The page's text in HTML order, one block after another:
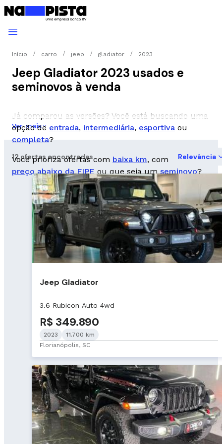
Início carro jeep gladiator 2023
Jeep Gladiator 2023 usados e
seminovos à venda
Já comparou as versões? Você está buscando uma
opção de entrada, intermediária, esportiva ou
completa?
Você prioriza ofertas com baixa km, com
preço abaixo da FIPEou que seja umseminovo?
Ver mais
12 ofertas encontradas Relevância
Jeep Gladiator
3.6 Rubicon Auto 4wd
R$ 349.890
2023
11.700 km
Florianópolis, SC